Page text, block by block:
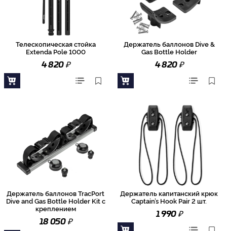
Телескопическая стойка
Extenda Pole 1000
4 820₽
Держатель баллонов Dive &
Gas Bottle Holder
4 820₽
Держатель баллонов TracPort
Dive and Gas Bottle Holder Kit с
креплением
18 050₽
Держатель капитанский крюк
Captain’s Hook Pair 2 шт.
1 990₽